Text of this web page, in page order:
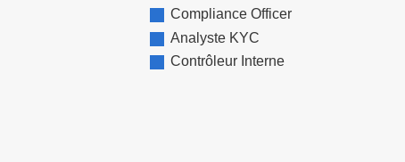
Compliance Officer
Analyste KYC
Contrôleur Interne